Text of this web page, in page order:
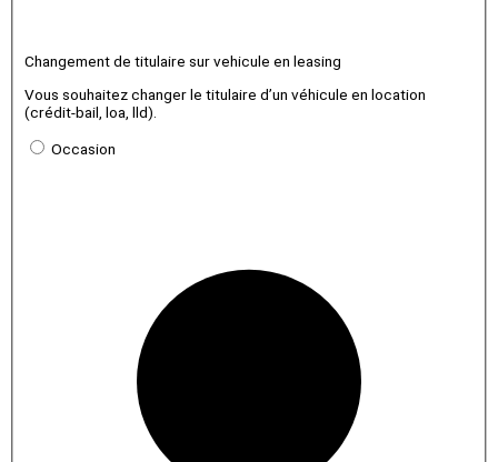
Changement de titulaire sur vehicule en leasing
Vous souhaitez changer le titulaire d’un véhicule en location
(crédit-bail, loa, lld).
Occasion